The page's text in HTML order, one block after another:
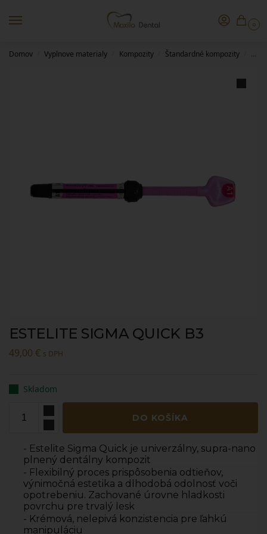
0
Domov Vyplnove materialy Kompozity Štandardné kompozity
ESTELITE SIGMA QUICK B3
49,00 € s DPH
Skladom
DO KOŠÍKA
- Estelite Sigma Quick je univerzálny, supra-nano
plnený dentálny kompozit
- Flexibilný proces prispôsobenia odtieňov,
výnimočná estetika a dlhodobá odolnosť voči
opotrebeniu. Zachované úrovne hladkosti
povrchu pre trvalý lesk
- Krémová, nelepivá konzistencia pre ľahkú
manipuláciu